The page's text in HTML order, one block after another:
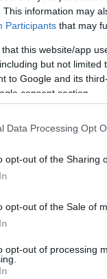
This information may
Participants that may
that this website/app
but not limited
to Google and its
consent section.
Data Processing Opt
opt-out of the Sharing
opt-out of the Sale of
opt-out of processing
idén
a német
forgó
Novatekben
Total 19.4